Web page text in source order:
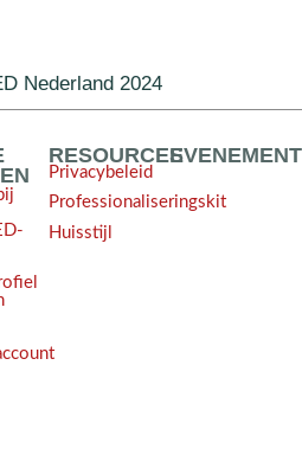
Nederland 2024
RESOURCES
Privacybeleid
Professionaliseringskit
Huisstijl